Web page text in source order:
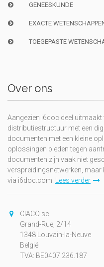
GENEESKUNDE
EXACTE
TOEGEPASTE
Over ons
Aangezien i6doc deel uitmaakt
distributiestructuur met een
documenten met een kleine
oplossingen bieden tegen
documenten zijn vaak niet
verspreidingsnetwerken, maar
via i6doc.com. Lees verder
CIACO sc
Grand-Rue, 2/14
1348 Louvain-la-Neuve
België
TVA: BE0407.236.187